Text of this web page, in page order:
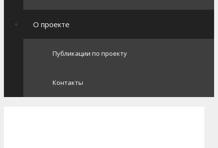
О проекте
Публикации по проекту
Контакты